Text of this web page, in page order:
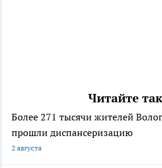
Читайте
Более 271 тысячи жителей
прошли диспансеризацию
2 августа